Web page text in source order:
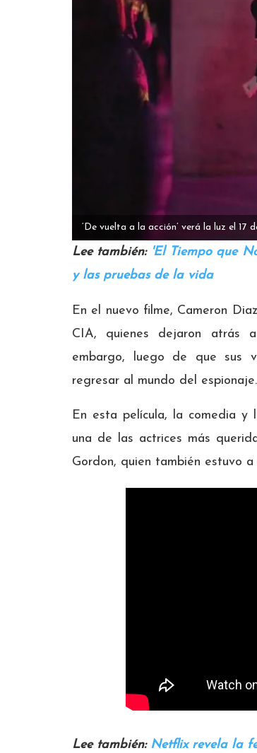
‘De vuelta a la acción’ verá la luz el 17
Lee también: 'El Tiempo que
y las pruebas de la vida
En el nuevo filme, Cameron
CIA, quienes dejaron atrás
embargo, luego de que sus
regresar al mundo del espionaje.
En esta película, la comedia y
una de las actrices más
Gordon, quien también estuvo
Lee también: Netflix revela la